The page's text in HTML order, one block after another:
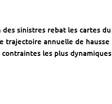
sinistres rebat les cartes du
trajectoire annuelle de hausse
contraintes les plus dynamiques